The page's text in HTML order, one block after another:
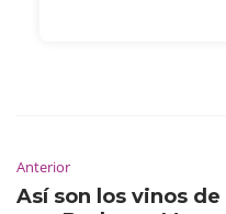
Anterior
Así son los vinos de